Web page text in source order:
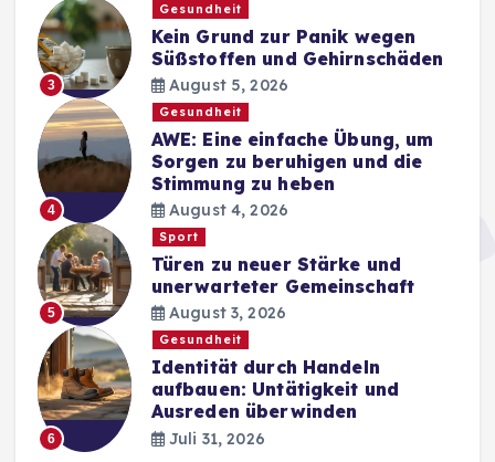
3
Gesundheit
Kein Grund zur Panik wegen
Süßstoffen und Gehirnschäden
August 5, 2026
4
Gesundheit
AWE: Eine einfache Übung, um
Sorgen zu beruhigen und die
Stimmung zu heben
August 4, 2026
5
Sport
Türen zu neuer Stärke und
unerwarteter Gemeinschaft
August 3, 2026
6
Gesundheit
Identität durch Handeln
aufbauen: Untätigkeit und
Ausreden überwinden
Juli 31, 2026